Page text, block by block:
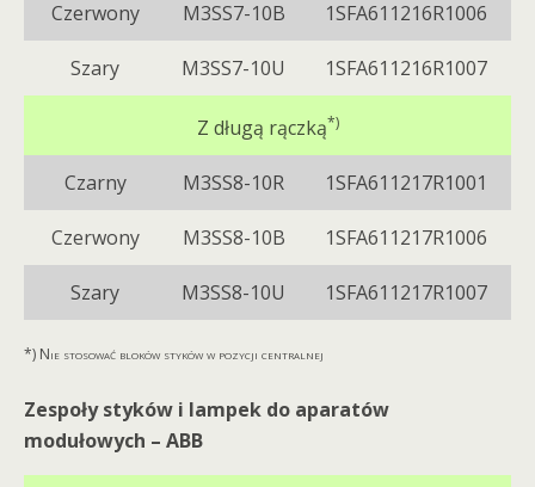
Czerwony M3SS7-10B 1SFA611216R1006
Szary M3SS7-10U 1SFA611216R1007
Z długą rączką*)
Czarny M3SS8-10R 1SFA611217R1001
Czerwony M3SS8-10B 1SFA611217R1006
Szary M3SS8-10U 1SFA611217R1007
*) Nie stosować bloków styków w pozycji centralnej
Zespoły styków i lampek do aparatów
modułowych – ABB